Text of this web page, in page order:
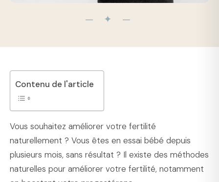
— ✦ —
Contenu de l'article
Vous souhaitez améliorer votre fertilité
naturellement ? Vous êtes en essai bébé depuis
plusieurs mois, sans résultat ? Il existe des méthodes
naturelles pour améliorer votre fertilité, notamment